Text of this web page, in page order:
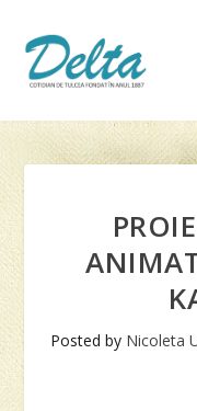
Posted by Nicoleta